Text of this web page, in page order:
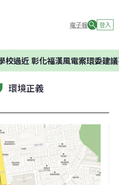
電子報 登入
化福漢風電案環委建議不應開發
環境正義